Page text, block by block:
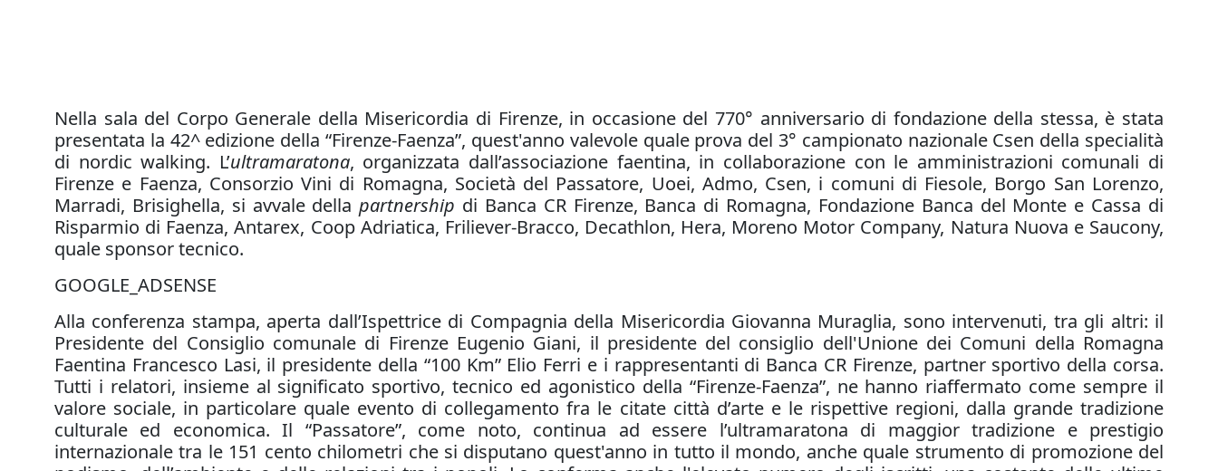
Nella sala del Corpo Generale della Misericordia di Firenze, in occasione del 770° anniversario di fondazione della stessa, è stata
presentata la 42^ edizione della “Firenze-Faenza”, quest'anno valevole quale prova del 3° campionato nazionale Csen della specialità
di nordic walking. L’ultramaratona, organizzata dall’associazione faentina, in collaborazione con le amministrazioni comunali di
Firenze e Faenza, Consorzio Vini di Romagna, Società del Passatore, Uoei, Admo, Csen, i comuni di Fiesole, Borgo San Lorenzo,
Marradi, Brisighella, si avvale dellapartnership di Banca CR Firenze, Banca di Romagna, Fondazione Banca del Monte e Cassa di
Risparmio di Faenza, Antarex, Coop Adriatica, Friliever-Bracco, Decathlon, Hera, Moreno Motor Company, Natura Nuova e Saucony,
quale sponsor tecnico.
GOOGLE_ADSENSE
Alla conferenza stampa, aperta dall’Ispettrice di Compagnia della Misericordia Giovanna Muraglia, sono intervenuti, tra gli altri: il
Presidente del Consiglio comunale di Firenze Eugenio Giani, il presidente del consiglio dell'Unione dei Comuni della Romagna
Faentina Francesco Lasi, il presidente della “100 Km” Elio Ferri e i rappresentanti di Banca CR Firenze, partner sportivo della corsa.
Tutti i relatori, insieme al significato sportivo, tecnico ed agonistico della “Firenze-Faenza”, ne hanno riaffermato come sempre il
valore sociale, in particolare quale evento di collegamento fra le citate città d’arte e le rispettive regioni, dalla grande tradizione
culturale ed economica. Il “Passatore”, come noto, continua ad essere l’ultramaratona di maggior tradizione e prestigio
internazionale tra le 151 cento chilometri che si disputano quest'anno in tutto il mondo, anche quale strumento di promozione del